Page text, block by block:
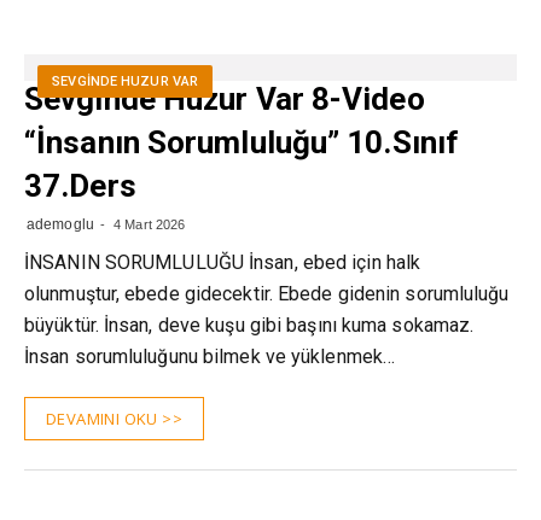
SEVGINDE HUZUR VAR
Sevginde Huzur Var 8-Video
“İnsanın Sorumluluğu” 10.Sınıf
37.Ders
ademoglu 4 Mart 2026
İNSANIN SORUMLULUĞU İnsan, ebed için halk
olunmuştur, ebede gidecektir. Ebede gidenin sorumluluğu
büyüktür. İnsan, deve kuşu gibi başını kuma sokamaz.
İnsan sorumluluğunu bilmek ve yüklenmek…
DEVAMINI OKU >>